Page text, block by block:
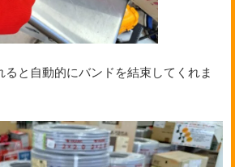
ると自動的にバンドを結束してくれま